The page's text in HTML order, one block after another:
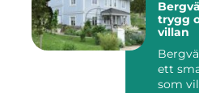
trygg
villan
ett
som